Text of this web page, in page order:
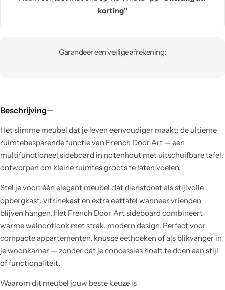
korting"
Garandeer een veilige afrekening:
Beschrijving
Het slimme meubel dat je leven eenvoudiger maakt: de ultieme
ruimtebesparende functie van French Door Art — een
multifunctioneel sideboard in notenhout met uitschuifbare tafel,
ontworpen om kleine ruimtes groots te laten voelen.
Stel je voor: één elegant meubel dat dienstdoet als stijlvolle
opbergkast, vitrinekast en extra eettafel wanneer vrienden
blijven hangen. Het French Door Art sideboard combineert
warme walnootlook met strak, modern design. Perfect voor
compacte appartementen, knusse eethoeken of als blikvanger in
je woonkamer — zonder dat je concessies hoeft te doen aan stijl
of functionaliteit.
Waarom dit meubel jouw beste keuze is